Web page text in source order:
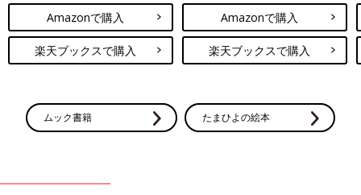
Amazonで購入
楽天ブックスで購入
Amazonで購入
楽天ブックスで購入
ムック書籍 たまひよの絵本